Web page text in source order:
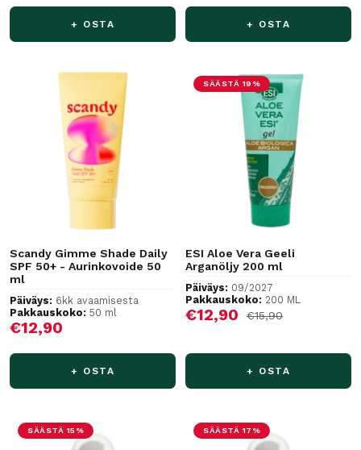
+ OSTA + OSTA
Scandy Gimme Shade Daily
SPF 50+ - Aurinkovoide 50
ml
Päiväys: 6kk avaamisesta
Pakkauskoko: 50 ml
Alennushinta
€12,90
+ OSTA
SÄÄSTÄ 19%
ESI Aloe Vera Geeli
Arganöljy 200 ml
Päiväys: 09/2027
Pakkauskoko: 200 ML
Alennushinta
€12,90 Normaalihinta
€15,90
+ OSTA
SÄÄSTÄ 15% SÄÄSTÄ 17%